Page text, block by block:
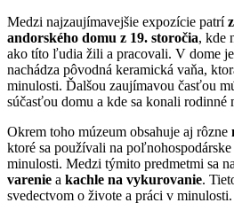
Medzi najzaujímavejšie expozície patrí
andorského domu z 19. storočia, kde
ako títo ľudia žili a pracovali. V dome
nachádza pôvodná keramická vaňa,
minulosti. Ďalšou zaujímavou časťou
súčasťou domu a kde sa konali rodinné
Okrem toho múzeum obsahuje aj rôzne
ktoré sa používali na poľnohospodárske
minulosti. Medzi týmito predmetmi sa
varenie a kachle na vykurovanie.
svedectvom o živote a práci v minulosti.